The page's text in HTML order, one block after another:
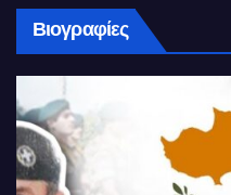
Βιογραφίες